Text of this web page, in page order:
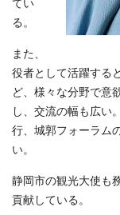
てい
る。
また、
役者として活躍する
ど、様々な分野で意
し、交流の幅も広い
行、城郭フォーラム
い。
静岡市の観光大使も
貢献している。